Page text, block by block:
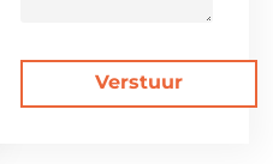
Verstuur